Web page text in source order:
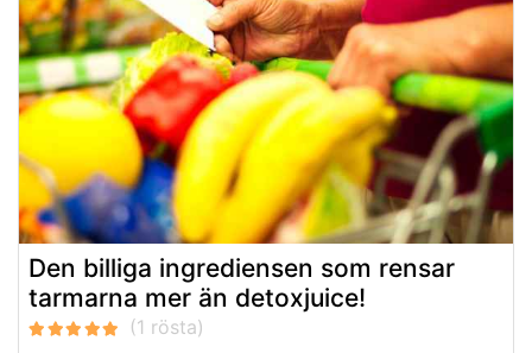
Den billiga ingrediensen som rensar
tarmarna mer än detoxjuice!